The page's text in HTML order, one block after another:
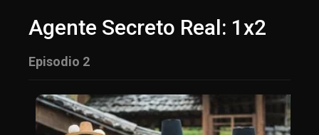
Agente Secreto Real: 1x2
Episodio 2